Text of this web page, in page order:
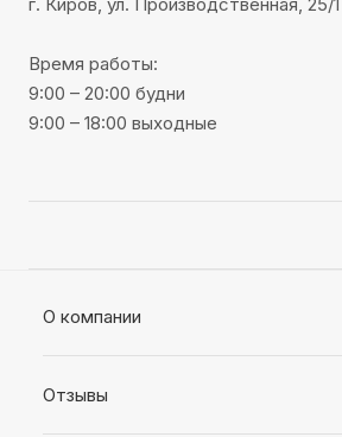
Время работы:
9:00 – 20:00 будни
9:00 – 18:00 выходные
О компании
Отзывы